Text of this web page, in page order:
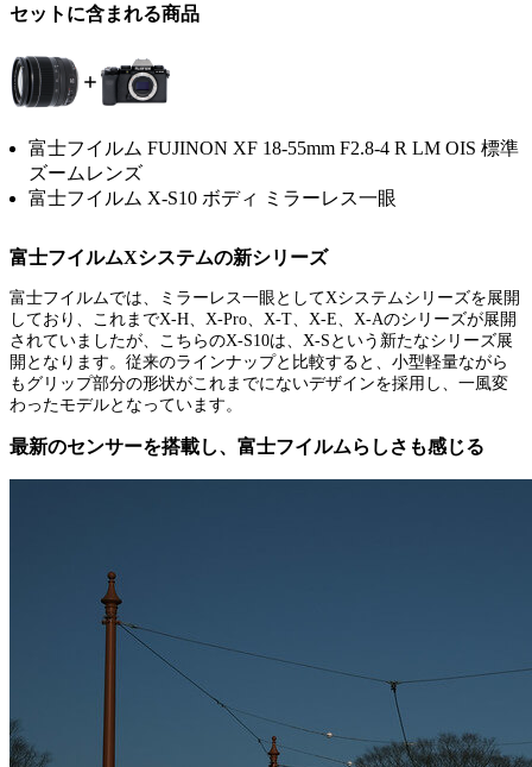
セットに含まれる商品
富士フイルム FUJINON XF 18-55mm F2.8-4 R LM OIS 標準
ズームレンズ
富士フイルム X-S10 ボディ ミラーレス一眼
富士フイルムXシステムの新シリーズ
富士フイルムでは、ミラーレス一眼としてXシステムシリーズを展開
しており、これまでX-H、X-Pro、X-T、X-E、X-Aのシリーズが展開
されていましたが、こちらのX-S10は、X-Sという新たなシリーズ展
開となります。従来のラインナップと比較すると、小型軽量ながら
もグリップ部分の形状がこれまでにないデザインを採用し、一風変
わったモデルとなっています。
最新のセンサーを搭載し、富士フイルムらしさも感じる